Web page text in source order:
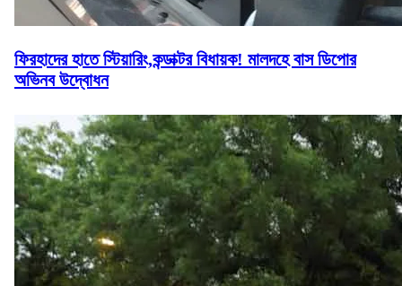
ফিরহাদের হাতে স্টিয়ারিং,কন্ডাক্টর বিধায়ক! মালদহে বাস ডিপোর
অভিনব উদ্বোধন